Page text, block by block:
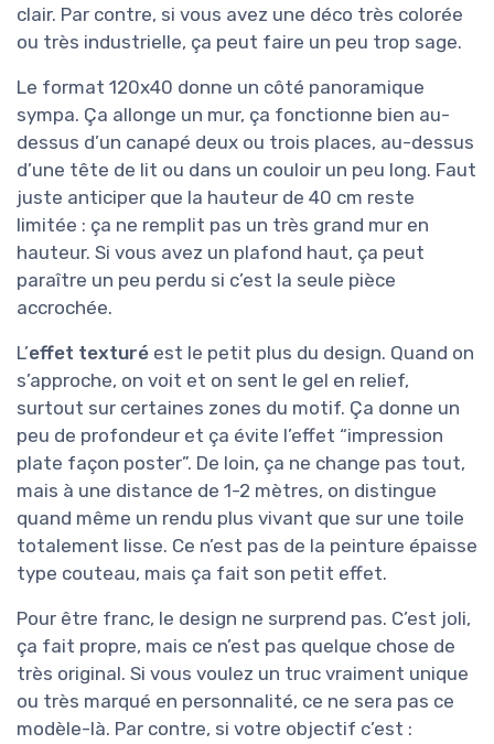
clair. Par contre, si vous avez une déco très colorée
ou très industrielle, ça peut faire un peu trop sage.
Le format 120x40 donne un côté panoramique
sympa. Ça allonge un mur, ça fonctionne bien au-
dessus d’un canapé deux ou trois places, au-dessus
d’une tête de lit ou dans un couloir un peu long. Faut
juste anticiper que la hauteur de 40 cm reste
limitée : ça ne remplit pas un très grand mur en
hauteur. Si vous avez un plafond haut, ça peut
paraître un peu perdu si c’est la seule pièce
accrochée.
L’effet texturé est le petit plus du design. Quand on
s’approche, on voit et on sent le gel en relief,
surtout sur certaines zones du motif. Ça donne un
peu de profondeur et ça évite l’effet “impression
plate façon poster”. De loin, ça ne change pas tout,
mais à une distance de 1-2 mètres, on distingue
quand même un rendu plus vivant que sur une toile
totalement lisse. Ce n’est pas de la peinture épaisse
type couteau, mais ça fait son petit effet.
Pour être franc, le design ne surprend pas. C’est joli,
ça fait propre, mais ce n’est pas quelque chose de
très original. Si vous voulez un truc vraiment unique
ou très marqué en personnalité, ce ne sera pas ce
modèle-là. Par contre, si votre objectif c’est :